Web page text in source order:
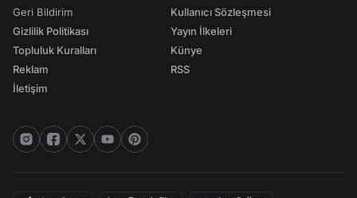
Geri Bildirim
Gizlilik Politikası
Topluluk Kuralları
Reklam
İletişim
Kullanıcı Sözleşmesi
Yayın İlkeleri
Künye
RSS